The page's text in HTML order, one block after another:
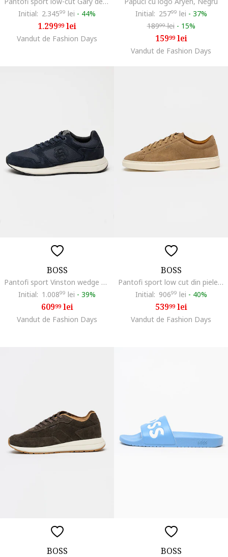
Initial: 2.34599 lei - 44%
1.29999lei
Vandut de Fashion Days
Initial: 25799 lei - 37%
18999lei - 15%
15999lei
Vandut de Fashion Days
BOSS
Pantofi sport Vinston wedge din piele intoarsa si material textil, Bleumarin
Initial: 1.00899 lei - 39%
60999lei
Vandut de Fashion Days
BOSS
Pantofi sport low cut din piele intoarsa cu logo discret Kieran, Maro camel
Initial: 90699 lei - 40%
53999lei
Vandut de Fashion Days
BOSS BOSS